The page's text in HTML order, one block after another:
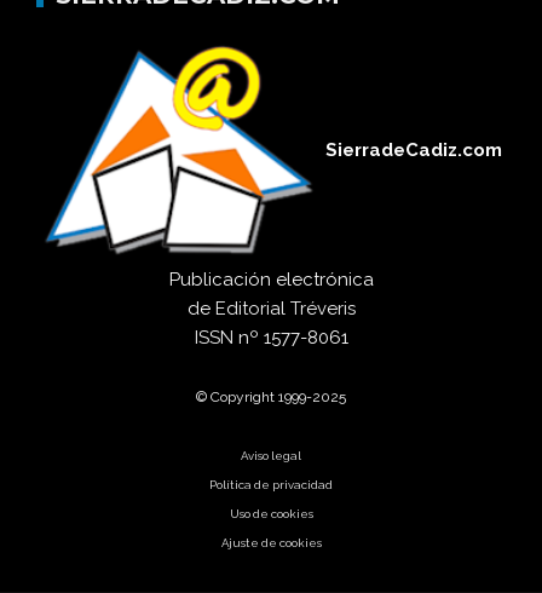
SierradeCadiz.com
Publicación electrónica
de Editorial Tréveris
ISSN nº 1577-8061
© Copyright 1999-2025
Aviso legal
Política de privacidad
Uso de cookies
Ajuste de cookies